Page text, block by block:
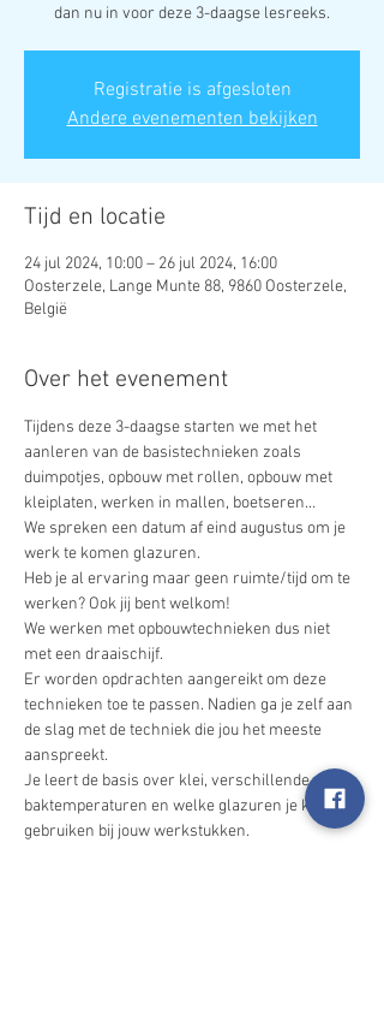
dan nu in voor deze 3-daagse lesreeks.
Registratie is afgesloten
Andere evenementen bekijken
Tijd en locatie
24 jul 2024, 10:00 – 26 jul 2024, 16:00
Oosterzele, Lange Munte 88, 9860 Oosterzele,
België
Over het evenement
Tijdens deze 3-daagse starten we met het
aanleren van de basistechnieken zoals
duimpotjes, opbouw met rollen, opbouw met
kleiplaten, werken in mallen, boetseren…
We spreken een datum af eind augustus om je
werk te komen glazuren.
Heb je al ervaring maar geen ruimte/tijd om te
werken? Ook jij bent welkom!
We werken met opbouwtechnieken dus niet
met een draaischijf.
Er worden opdrachten aangereikt om deze
technieken toe te passen. Nadien ga je zelf aan
de slag met de techniek die jou het meeste
aanspreekt.
Je leert de basis over klei, verschillende
baktemperaturen en welke glazuren je kan
gebruiken bij jouw werkstukken.